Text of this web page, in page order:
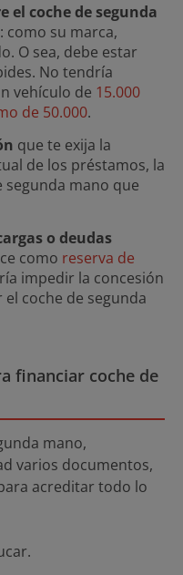
el coche de segunda
como su marca,
O sea, debe estar
No tendría
vehículo de 15.000
de 50.000.
que te exija la
de los préstamos, la
segunda mano que
o deudas
como reserva de
impedir la concesión
coche de segunda
financiar coche de
mano,
varios documentos,
acreditar todo lo